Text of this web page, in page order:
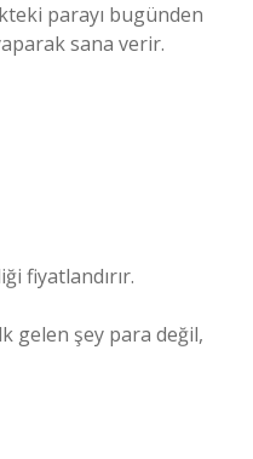
parayı bugünden
sana verir.
fiyatlandırır.
gelen şey para değil,